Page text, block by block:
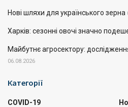
Нові шляхи для українського зерна
Харків: сезонні овочі значно
Майбутнє агросектору:
06.08.2026
Категорії
COVID-19